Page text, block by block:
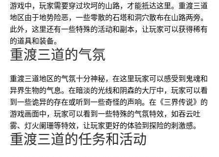
游戏中，玩家需要穿过坎坷的山路，才能抵达这里。重渡三道
地区由于地势险恶，一些零散的石塔和洞穴散布在山路两旁。
此外，这里还有一些特殊的活动和副本，让玩家可以获得稀有
的道具和装备。
重渡三道的气氛
重渡三道地区的气氛十分神秘，在这里玩家可以感受到鬼魂和
异界生物的气息。在暗淡的光线和阴森的大厅中，玩家可以看
到一些诡异的存在或听到一些奇怪的声响。在《三界传说》的
游戏画面中，玩家可以看到一些特殊的气氛特效，如吞云吐
雾、灯火阑珊等特效，让玩家更好的体验到探险的刺激感。
重渡三道的任务和活动